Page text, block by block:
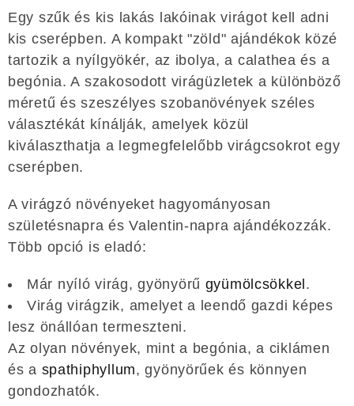
Egy szűk és kis lakás lakóinak virágot kell adni
kis cserépben. A kompakt "zöld" ajándékok közé
tartozik a nyílgyökér, az ibolya, a calathea és a
begónia. A szakosodott virágüzletek a különböző
méretű és szeszélyes szobanövények széles
választékát kínálják, amelyek közül
kiválaszthatja a legmegfelelőbb virágcsokrot egy
cserépben.
A virágzó növényeket hagyományosan
születésnapra és Valentin-napra ajándékozzák.
Több opció is eladó:
Már nyíló virág, gyönyörű gyümölcsökkel.
Virág virágzik, amelyet a leendő gazdi képes
lesz önállóan termeszteni.
Az olyan növények, mint a begónia, a ciklámen
és a spathiphyllum, gyönyörűek és könnyen
gondozhatók.